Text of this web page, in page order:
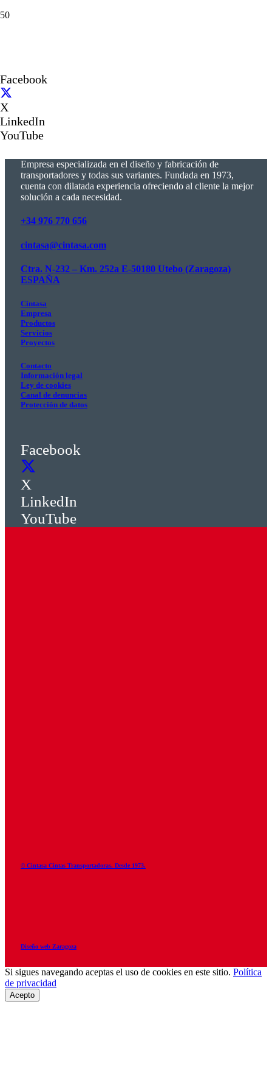
Facebook
X
LinkedIn
YouTube
Empresa especializada en el diseño y fabricación de
transportadores y todas sus variantes. Fundada en 1973,
cuenta con dilatada experiencia ofreciendo al cliente la mejor
solución a cada necesidad.
+34 976 770 656
cintasa@cintasa.com
Ctra. N-232 – Km. 252a E-50180 Utebo (Zaragoza)
ESPAÑA
Cintasa
Empresa
Productos
Servicios
Proyectos
Contacto
Información legal
Ley de cookies
Canal de denuncias
Protección de datos
Facebook
X
LinkedIn
YouTube
© Cintasa Cintas Transportadoras. Desde 1973.
Diseño web Zaragoza
Si sigues navegando aceptas el uso de cookies en este sitio. Política
de privacidad
Acepto